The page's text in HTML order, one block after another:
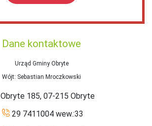
Dane kontaktowe
Urząd Gminy Obryte
Wójt: Sebastian Mroczkowski
Obryte 185, 07-215 Obryte
29 7411004 wew.:33